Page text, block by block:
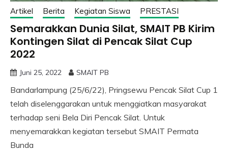
Artikel Berita Kegiatan Siswa PRESTASI
Semarakkan Dunia Silat, SMAIT PB Kirim
Kontingen Silat di Pencak Silat Cup
2022
Juni 25, 2022 SMAIT PB
Bandarlampung (25/6/22), Pringsewu Pencak Silat Cup 1
telah diselenggarakan untuk menggiatkan masyarakat
terhadap seni Bela Diri Pencak Silat. Untuk
menyemarakkan kegiatan tersebut SMAIT Permata
Bunda